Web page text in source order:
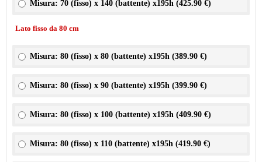
Misura: 70 (fisso) x 140 (battente) x195h (425.90 €)
Lato fisso da 80 cm
Misura: 80 (fisso) x 80 (battente) x195h (389.90 €)
Misura: 80 (fisso) x 90 (battente) x195h (399.90 €)
Misura: 80 (fisso) x 100 (battente) x195h (409.90 €)
Misura: 80 (fisso) x 110 (battente) x195h (419.90 €)